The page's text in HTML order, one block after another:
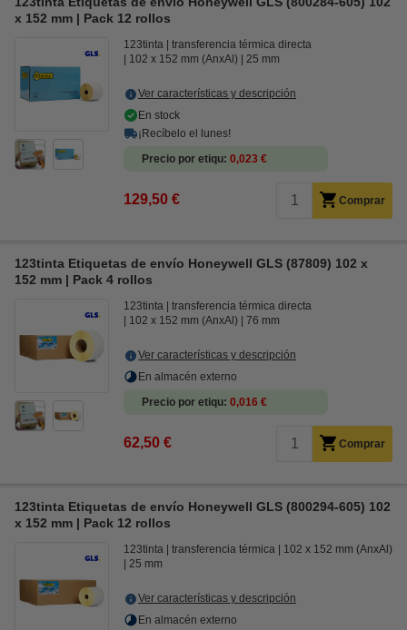
x 152 mm | Pack 12 rollos
123tinta
transferencia térmica directa
102 x 152 mm (AnxAl)
25 mm
Ver características y descripción
En stock
¡Recíbelo el lunes!
Precio por etiqu 0,023 €
129,50 € Comprar
123tinta Etiquetas de envío Honeywell GLS (87809) 102 x
152 mm | Pack 4 rollos
123tinta
transferencia térmica directa
102 x 152 mm (AnxAl)
76 mm
Ver características y descripción
En almacén externo
Precio por etiqu 0,016 €
62,50 € Comprar
123tinta Etiquetas de envío Honeywell GLS (800294-605) 102
x 152 mm | Pack 12 rollos
123tinta transferencia térmica
102 x 152 mm (AnxAl)
25 mm
Ver características y descripción
En almacén externo